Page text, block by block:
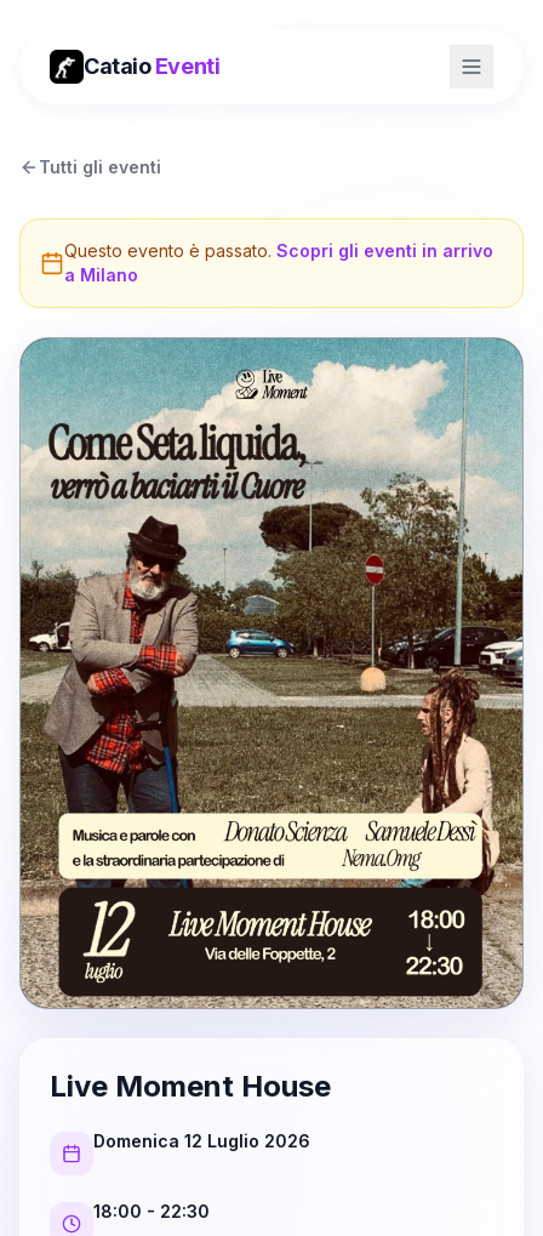
CataioEventi
Tutti gli eventi
Questo evento è passato. Scopri gli eventi in arrivo
a Milano
Live Moment House
Domenica 12 Luglio 2026
18:00 - 22:30